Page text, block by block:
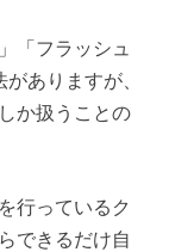
「フラッシュ
ありますが、
か扱うことの
行っているク
できるだけ自